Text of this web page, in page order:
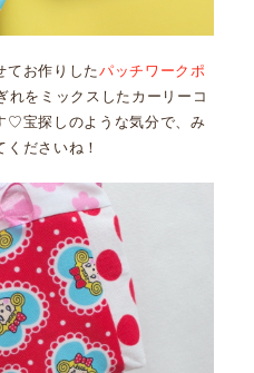
てお作りしたパッチワークポ
れをミックスしたカーリーコ
♡宝探しのような気分で、み
ださいね！